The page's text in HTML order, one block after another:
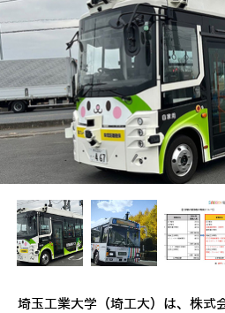
埼玉工業大学（埼工大）は、株式